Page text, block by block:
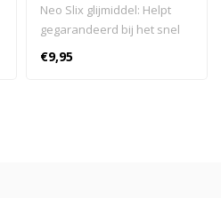
Neo Slix glijmiddel: Helpt
gegarandeerd bij het snel
aan- en uittrekken van het
neopreen nat- of droogpak.
€9,95